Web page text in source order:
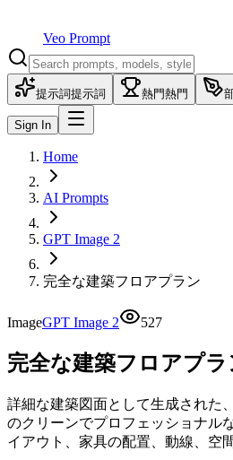
Veo Prompt
提示詞提示詞 熱門熱門
Sign In
Home
AI Prompts
GPT Image 2
完全な建築フロアプラン
ImageGPT Image 2 527
完全な建築フロアプラ
詳細な建築図面として生成された
のクリーンでプロフェッショナル
イアウト、家具の配置、動線、空